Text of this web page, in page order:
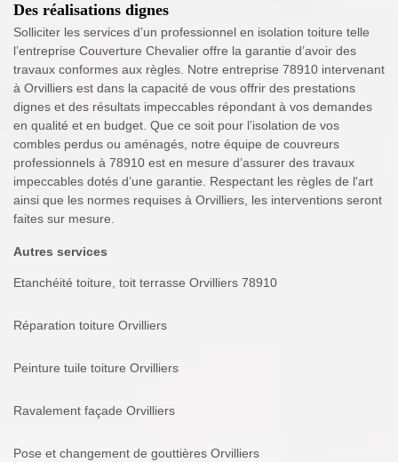
Des réalisations dignes
Solliciter les services d’un professionnel en isolation toiture telle
l’entreprise Couverture Chevalier offre la garantie d’avoir des
travaux conformes aux règles. Notre entreprise 78910 intervenant
à Orvilliers est dans la capacité de vous offrir des prestations
dignes et des résultats impeccables répondant à vos demandes
en qualité et en budget. Que ce soit pour l’isolation de vos
combles perdus ou aménagés, notre équipe de couvreurs
professionnels à 78910 est en mesure d’assurer des travaux
impeccables dotés d’une garantie. Respectant les règles de l'art
ainsi que les normes requises à Orvilliers, les interventions seront
faites sur mesure.
Autres services
Etanchéité toiture, toit terrasse Orvilliers 78910
Réparation toiture Orvilliers
Peinture tuile toiture Orvilliers
Ravalement façade Orvilliers
Pose et changement de gouttières Orvilliers